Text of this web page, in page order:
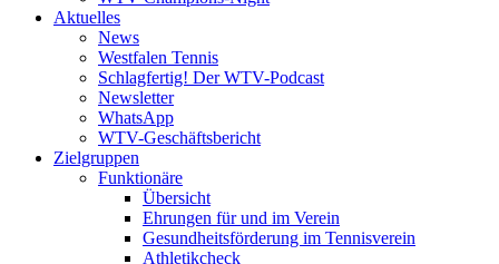
Aktuelles
News
Westfalen Tennis
Schlagfertig! Der WTV-Podcast
Newsletter
WhatsApp
WTV-Geschäftsbericht
Zielgruppen
Funktionäre
Übersicht
Ehrungen für und im Verein
Gesundheitsförderung im Tennisverein
Athletikcheck